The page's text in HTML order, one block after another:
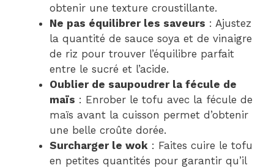
obtenir une texture croustillante.
Ne pas équilibrer les saveurs : Ajustez
la quantité de sauce soya et de vinaigre
de riz pour trouver l’équilibre parfait
entre le sucré et l’acide.
Oublier de saupoudrer la fécule de
maïs : Enrober le tofu avec la fécule de
maïs avant la cuisson permet d’obtenir
une belle croûte dorée.
Surcharger le wok : Faites cuire le tofu
en petites quantités pour garantir qu’il